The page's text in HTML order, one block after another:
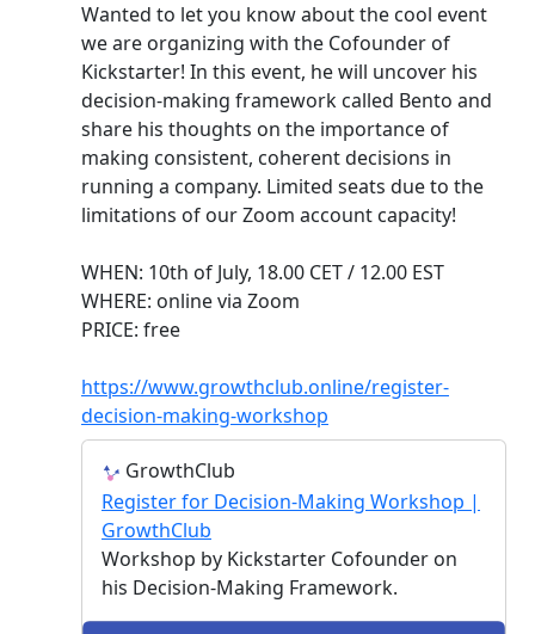
Wanted to let you know about the cool event
we are organizing with the Cofounder of
Kickstarter! In this event, he will uncover his
decision-making framework called Bento and
share his thoughts on the importance of
making consistent, coherent decisions in
running a company. Limited seats due to the
limitations of our Zoom account capacity!
WHEN: 10th of July, 18.00 CET / 12.00 EST
WHERE: online via Zoom
PRICE: free
https://www.growthclub.online/register-
decision-making-workshop
GrowthClub
Register for Decision-Making Workshop |
GrowthClub
Workshop by Kickstarter Cofounder on
his Decision-Making Framework.